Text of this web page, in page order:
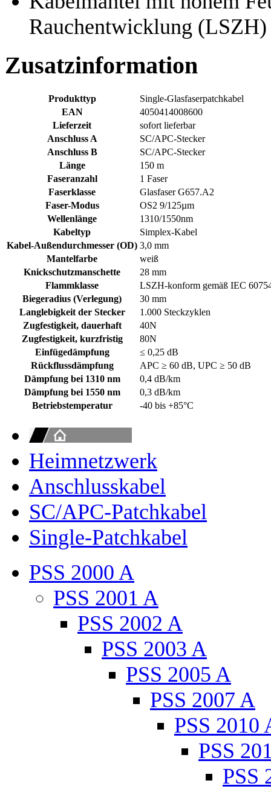
Rauchentwicklung (LSZH)
Zusatzinformation
Produkttyp
Single-Glasfaserpatchkabel
EAN
4050414008600
Lieferzeit
sofort lieferbar
Anschluss A
SC/APC-Stecker
Anschluss B
SC/APC-Stecker
Länge
150 m
Faseranzahl
1 Faser
Faserklasse
Glasfaser G657.A2
Faser-Modus
OS2 9/125µm
Wellenlänge
1310/1550nm
Kabeltyp
Simplex-Kabel
Kabel-Außendurchmesser (OD) 3,0 mm
Mantelfarbe
weiß
Knickschutzmanschette
28 mm
Flammklasse
LSZH-konform gemäß IEC
Biegeradius (Verlegung)
30 mm
Langlebigkeit der Stecker
1.000 Steckzyklen
Zugfestigkeit, dauerhaft
40N
Zugfestigkeit, kurzfristig
80N
Einfügedämpfung
≤ 0,25 dB
Rückflussdämpfung
APC ≥ 60 dB, UPC ≥ 50 dB
Dämpfung bei 1310 nm
0,4 dB/km
Dämpfung bei 1550 nm
0,3 dB/km
Betriebstemperatur
-40 bis +85°C
Heimnetzwerk
Anschlusskabel
SC/APC-Patchkabel
Single-Patchkabel
PSS 2000 A
PSS 2001 A
PSS 2002 A
PSS 2003 A
PSS 2005 A
PSS 2007 A
PSS 2010
PSS
PSS